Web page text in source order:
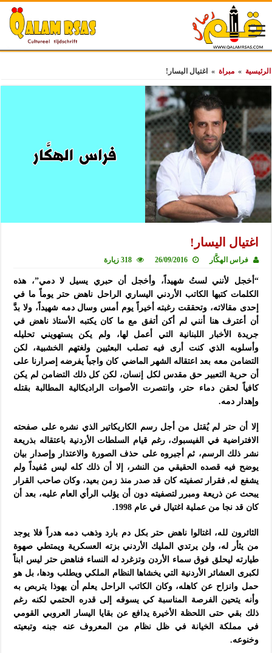
الرئيسية » مبراة » اغتيال اليسار!
اغتيال اليسار!
فراس الهكَّار 26/09/2016 318 زيارة
“أخجل لأنني لستُ شهيداً، وأخجل أن حبري يسيل لا دمي”، هذه
الكلمات كتبها الكاتب الأردني اليساري الراحل ناهض حتر يوماً ما في
إحدى مقالاته، وتحققت رغبته أخيراً يوم أمس وسال دمه شهيداً، ولا بدَّ
أن أعترف هنا أنني لم أكن أتفق مع ما كان يكتبه الأستاذ ناهض في
جريدة الأخبار اللبنانية التي أعمل لها، ولم يكن يستهويني تحليله
وأسلوبه الذي كنت أرى فيه تصلب البعثيين ولغتهم الخشبية، لكن
التضامن معه بعد اعتقاله الشهر الماضي كان واجباً يفرضه إصرارنا على
أن حرية التعبير حق مقدس لكل إنسان، لكن كل ذلك التضامن لم يكن
كافياً لحقن دماء حتر، وانتصرت الأصوات الراديكالية المطالبة بقتله
وإهدار دمه.
إلا أن حتر لم يُقتل من أجل رسم الكاريكاتير الذي نشره على صفحته
الافتراضية في الفيسبوك، رغم قيام السلطات الأردنية باعتقاله بذريعة
نشر ذلك الرسم، ثم أجبروه على حذف الصورة والاعتذار وإصدار بيان
يوضح فيه قصده الحقيقي من النشر، إلا أن ذلك كله ليس مُفيداً ولم
يشفع له, فقرار تصفيته كان قد صدر منذ زمن بعيد، وكان صاحب القرار
يبحث عن ذريعة ومبرر لتصفيته دون أن يؤلب الرأي العام عليه، بعد أن
كان قد نجا من عملية اغتيال في عام 1998.
الثائرون لله، اغتالوا ناهض حتر بكل دم بارد وذهب دمه هدراً فلا يوجد
من يثأر له، ولن يرتدي المليك الأردني بزته العسكرية ويمتطي صهوة
طيارته ليحلق فوق سماء الأردن وتزغرد له النساء فناهض حتر ليس ابناً
لكبرى العشائر الأردنية التي يخشاها النظام الملكي ويطلب ودها، بل هو
حمل وانزاح عن كاهله، وكان الكاتب الراحل يعلم أن يهوذا يتربص به
وأنه يتحين الفرصة المناسبة كي يسوقه إلى قدره الحتمي لكنه رغم
ذلك بقي حتى اللحظة الأخيرة يدافع عن بقايا اليسار العروبي القومي
في مملكة الخيانة في ظل نظام من المعروف عنه جبنه وتبعيته
وخنوعه.